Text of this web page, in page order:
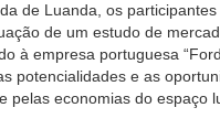
de Luanda, os
de um estudo de
à empresa portuguesa
potencialidades e as
pelas economias do espaço